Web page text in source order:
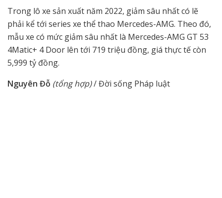
Trong lô xe sản xuất năm 2022, giảm sâu nhất có lẽ
phải kể tới series xe thể thao Mercedes-AMG. Theo đó,
mẫu xe có mức giảm sâu nhất là Mercedes-AMG GT 53
4Matic+ 4 Door lên tới 719 triệu đồng, giá thực tế còn
5,999 tỷ đồng.
Nguyên Đỗ (tổng hợp)/ Đời sống Pháp luật